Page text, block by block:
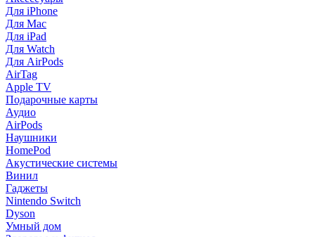
Для iPhone
Для Mac
Для iPad
Для Watch
Для AirPods
AirTag
Apple TV
Подарочные карты
Аудио
AirPods
Наушники
HomePod
Акустические системы
Винил
Гаджеты
Nintendo Switch
Dyson
Умный дом